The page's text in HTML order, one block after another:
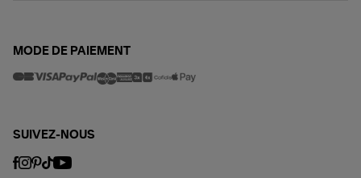
MODE DE PAIEMENT
SUIVEZ-NOUS